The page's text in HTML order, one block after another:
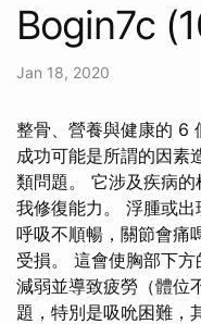
Bogin7c
Jan 18, 2020
整骨、營養與健康的 6
成功可能是所謂的因素
類問題。 它涉及疾病
我修復能力。 浮腫或
呼吸不順暢，關節會痛
受損。 這會使胸部下
減弱並導致疲勞（體位
題，特別是吸吮困難，